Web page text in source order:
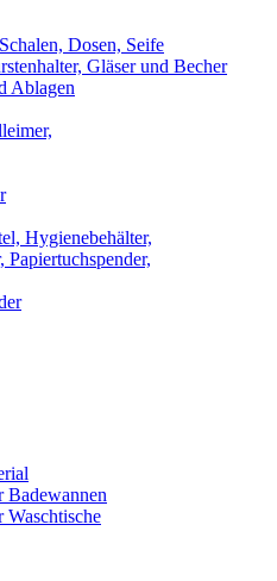
Dosen, Seife
Gläser und Becher
Ablagen
Hygienebehälter,
Papiertuchspender,
Badewannen